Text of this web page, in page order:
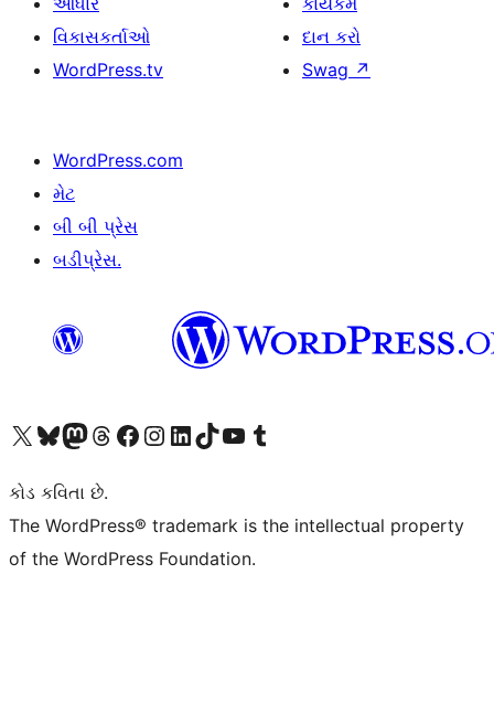
વિકાસકર્તાઓ
WordPress.tv
દાન કરો
Swag ↗
WordPress.com
મેટ
બી બી પ્રેસ
બડીપ્રેસ.
અમારા X (અગાઉ ટ્વિટર) એકાઉન્ટની મુલાકાત લોઅમારા Bluesky એકાઉન્ટની મુલાકાત લોઅમારા માસ્ટોડોન એકાઉન્ટની મુલાકાત લોઅમારા Threads એકાઉન્ટની મુલાકાત લો અમારા ફેસબુક પેજની મુલાકાત લોઅમારા ઇન્સ્ટાગ્રામ એકાઉન્ટની મુલાકાત લો અમારા LinkedIn એકાઉન્ટની મુલાકાત લોઅમારા TikTok એકાઉન્ટની મુલાકાત લોઅમારી YouTube ચેનલની મુલાકાત લો અમારા Tumblr એકાઉન્ટની મુલાકાત લો
કોડ કવિતા છે.
The WordPress® trademark is the intellectual property
of the WordPress Foundation.